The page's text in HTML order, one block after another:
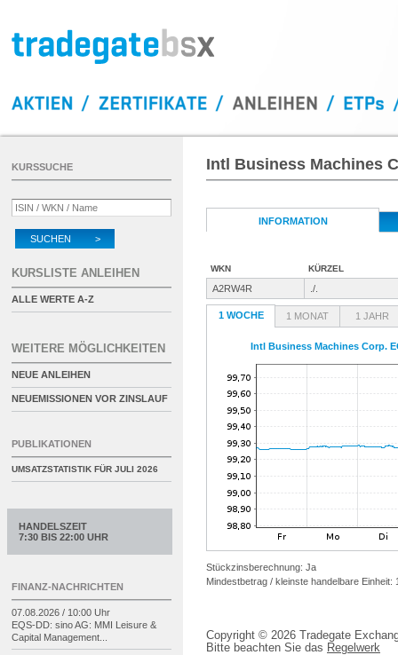
Intl Business Machines
INFORMATION
WKN KÜRZEL
A2RW4R ./.
1 WOCHE 1 MONAT 1 JAHR
Intl Business Machines Corp.
Stückzinsberechnung: Ja
Mindestbetrag / kleinste handelbare Einheit:
Copyright © 2026 Tradegate
Bitte beachten Sie das Regelwerk
KURSSUCHE
SUCHEN >
KURSLISTE ANLEIHEN
ALLE WERTE A-Z
WEITERE MÖGLICHKEITEN
NEUE ANLEIHEN
NEUEMISSIONEN VOR ZINSLAUF
PUBLIKATIONEN
UMSATZSTATISTIK FÜR JULI 2026
HANDELSZEIT
7:30 BIS 22:00 UHR
FINANZ-NACHRICHTEN
07.08.2026 / 10:00 Uhr
EQS-DD: sino AG: MMI Leisure &
Capital Management...